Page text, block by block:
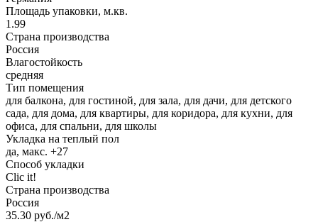
Площадь упаковки, м.кв.
1.99
Страна производства
Россия
Влагостойкость
средняя
Тип помещения
для балкона, для гостиной, для зала, для дачи, для детского
сада, для дома, для квартиры, для коридора, для кухни, для
офиса, для спальни, для школы
Укладка на теплый пол
да, макс. +27
Способ укладки
Clic it!
Страна производства
Россия
35.30 руб./м2